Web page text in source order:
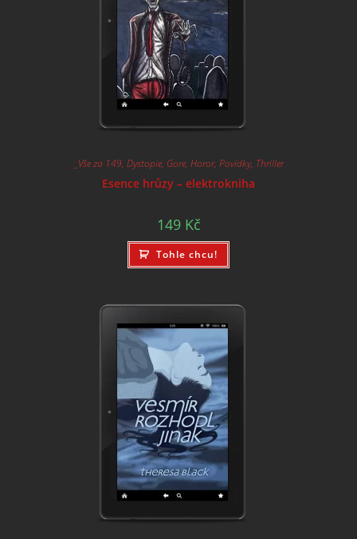
_Vše za 149, Dystopie, Gore, Horor, Povídky, Thriller
Esence hrůzy – elektrokniha
149 Kč
Tohle chcu!